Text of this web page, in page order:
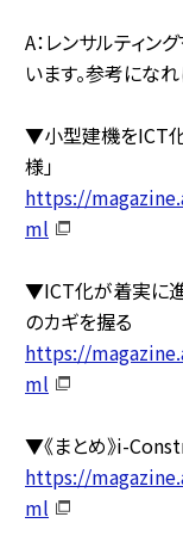
A：レンサルティン
います。参考にな
▼小型建機をICT化
様」
https://
ml
▼ICT化が着実に
のカギを握る
https://
ml
▼《まとめ》i-
https://
ml